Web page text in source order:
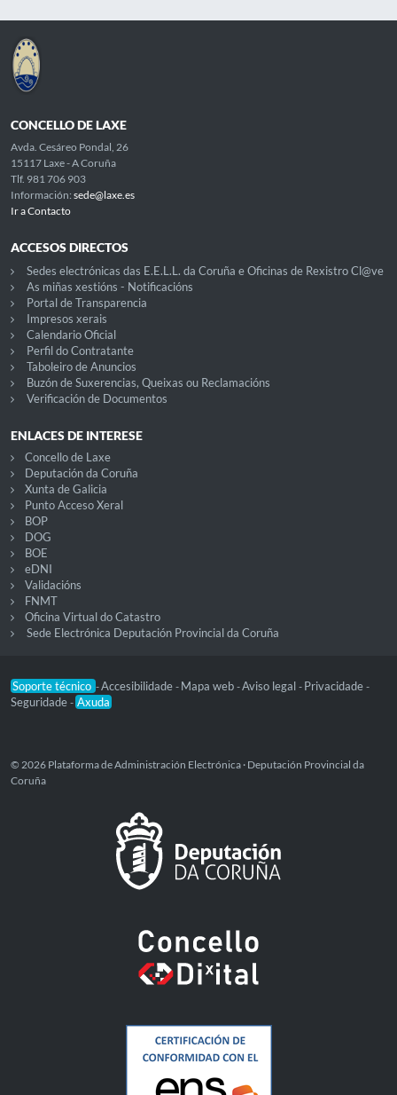
CONCELLO DE LAXE
Avda. Cesáreo Pondal, 26
15117 Laxe - A Coruña
Tlf. 981 706 903
Información: sede@laxe.es
Ir a Contacto
ACCESOS DIRECTOS
Sedes electrónicas das E.E.L.L. da Coruña e Oficinas de Rexistro Cl@ve
As miñas xestións - Notificacións
Portal de Transparencia
Impresos xerais
Calendario Oficial
Perfil do Contratante
Taboleiro de Anuncios
Buzón de Suxerencias, Queixas ou Reclamacións
Verificación de Documentos
ENLACES DE INTERESE
Concello de Laxe
Deputación da Coruña
Xunta de Galicia
Punto Acceso Xeral
BOP
DOG
BOE
eDNI
Validacións
FNMT
Oficina Virtual do Catastro
Sede Electrónica Deputación Provincial da Coruña
Soporte técnico -Accesibilidade - Mapa web -Aviso legal - Privacidade -
Seguridade - Axuda
© 2026 Plataforma de Administración Electrónica · Deputación Provincial da
Coruña